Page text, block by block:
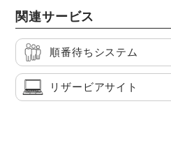
関連サービス
順番待ちシステム
リザービアサイト